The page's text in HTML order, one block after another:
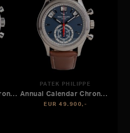
Annual Calendar Chronograph
PATEK PHILIPPE
Annual Calendar Chronograph
EUR 49.900,-